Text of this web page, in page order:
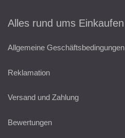
Alles rund ums Einkaufen
Allgemeine Geschäftsbedingungen
Reklamation
Versand und Zahlung
Bewertungen